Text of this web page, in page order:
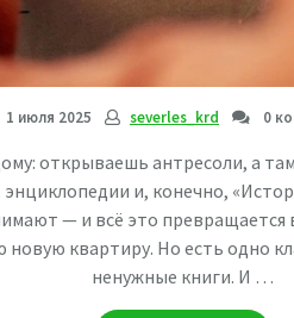
1 июля 2025 severles_krd 0
открываешь антресоли, а
и, конечно,
— и всё это
квартиру. Но есть одно
ненужные книги. И …